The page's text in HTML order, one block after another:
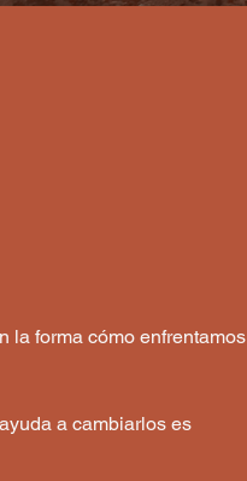
la forma cómo enfrentamos
a cambiarlos es